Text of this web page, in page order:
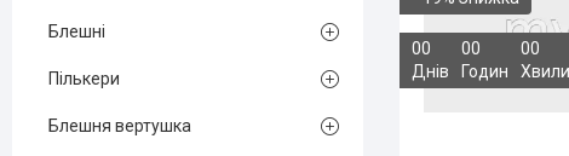
00
Днів
00
Годин
00
Блешні
Пількери
Блешня вертушка